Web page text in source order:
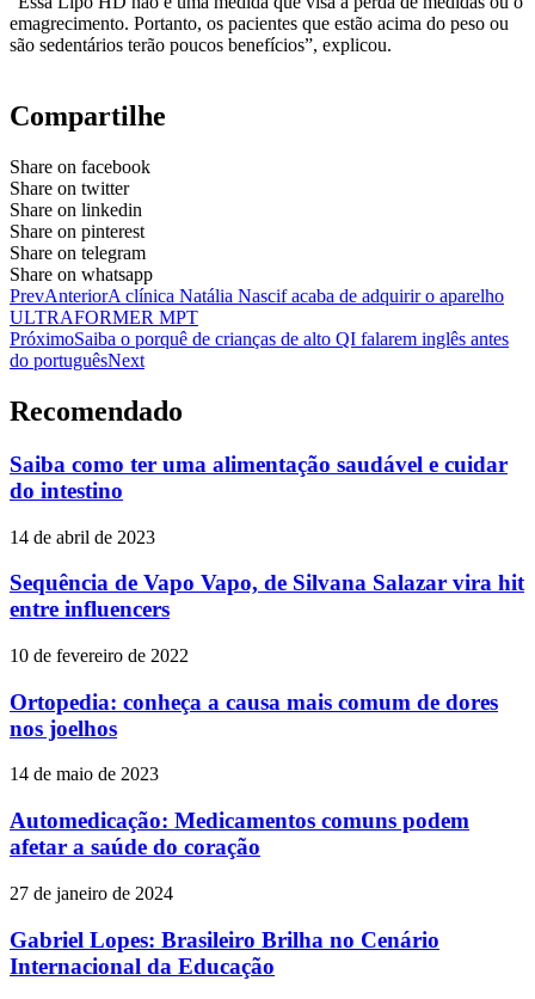
emagrecimento. Portanto, os pacientes que estão acima do peso ou
são sedentários terão poucos benefícios”, explicou.
Compartilhe
Share on facebook
Share on twitter
Share on linkedin
Share on pinterest
Share on telegram
Share on whatsapp
PrevAnteriorA clínica Natália Nascif acaba de adquirir o aparelho
ULTRAFORMER MPT
PróximoSaiba o porquê de crianças de alto QI falarem inglês antes
do portuguêsNext
Recomendado
Saiba como ter uma alimentação saudável e cuidar
do intestino
14 de abril de 2023
Sequência de Vapo Vapo, de Silvana Salazar vira hit
entre influencers
10 de fevereiro de 2022
Ortopedia: conheça a causa mais comum de dores
nos joelhos
14 de maio de 2023
Automedicação: Medicamentos comuns podem
afetar a saúde do coração
27 de janeiro de 2024
Gabriel Lopes: Brasileiro Brilha no Cenário
Internacional da Educação